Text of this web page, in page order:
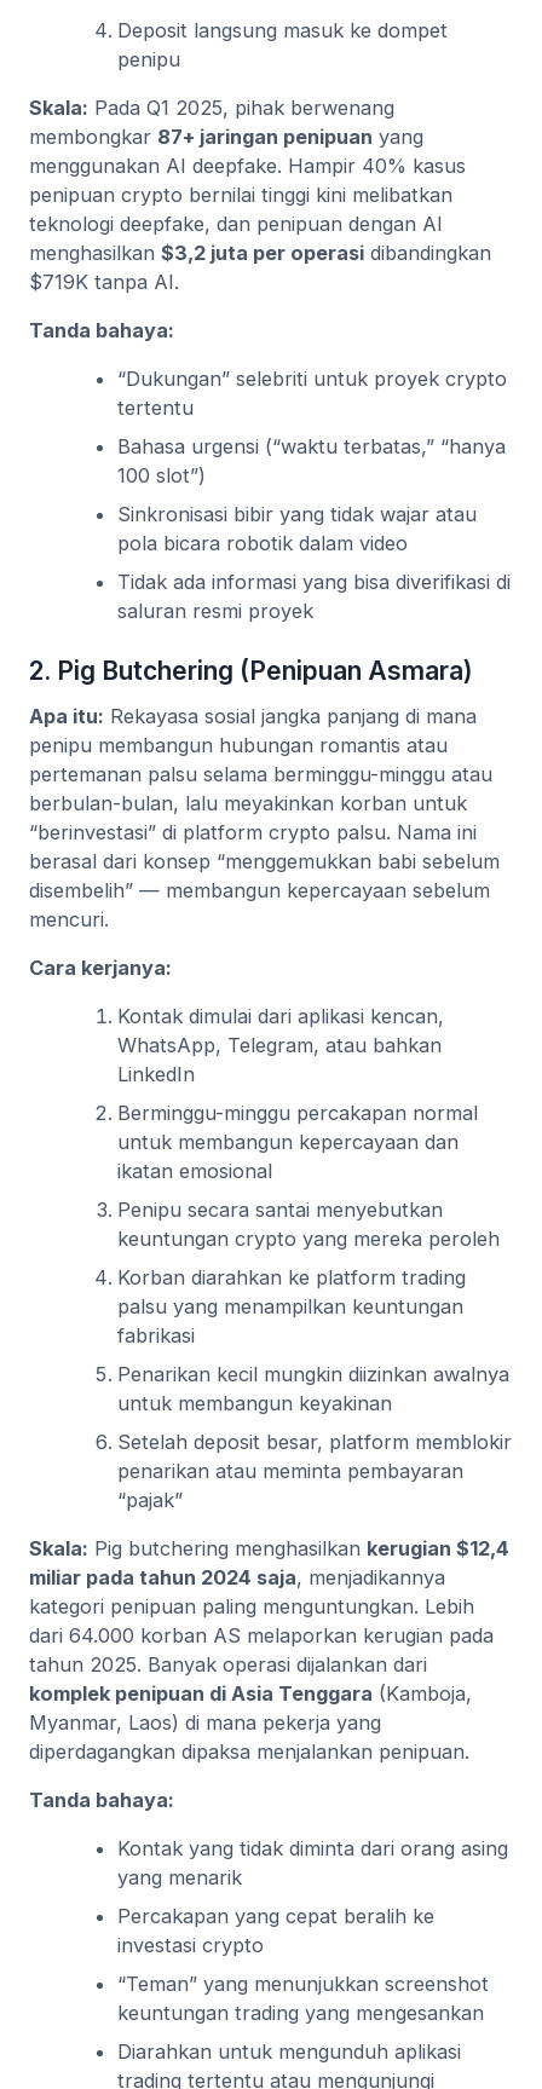
Deposit langsung masuk ke dompet
penipu
Skala: Pada Q1 2025, pihak berwenang
membongkar 87+ jaringan penipuan yang
menggunakan AI deepfake. Hampir 40% kasus
penipuan crypto bernilai tinggi kini melibatkan
teknologi deepfake, dan penipuan dengan AI
menghasilkan $3,2 juta per operasi dibandingkan
$719K tanpa AI.
Tanda bahaya:
“Dukungan” selebriti untuk proyek crypto
tertentu
Bahasa urgensi (“waktu terbatas,” “hanya
100 slot”)
Sinkronisasi bibir yang tidak wajar atau
pola bicara robotik dalam video
Tidak ada informasi yang bisa diverifikasi di
saluran resmi proyek
2. Pig Butchering (Penipuan Asmara)
Apa itu: Rekayasa sosial jangka panjang di mana
penipu membangun hubungan romantis atau
pertemanan palsu selama berminggu-minggu atau
berbulan-bulan, lalu meyakinkan korban untuk
“berinvestasi” di platform crypto palsu. Nama ini
berasal dari konsep “menggemukkan babi sebelum
disembelih” — membangun kepercayaan sebelum
mencuri.
Cara kerjanya:
Kontak dimulai dari aplikasi kencan,
WhatsApp, Telegram, atau bahkan
LinkedIn
Berminggu-minggu percakapan normal
untuk membangun kepercayaan dan
ikatan emosional
Penipu secara santai menyebutkan
keuntungan crypto yang mereka peroleh
Korban diarahkan ke platform trading
palsu yang menampilkan keuntungan
fabrikasi
Penarikan kecil mungkin diizinkan awalnya
untuk membangun keyakinan
Setelah deposit besar, platform memblokir
penarikan atau meminta pembayaran
“pajak”
Skala: Pig butchering menghasilkan kerugian $12,4
miliar pada tahun 2024 saja, menjadikannya
kategori penipuan paling menguntungkan. Lebih
dari 64.000 korban AS melaporkan kerugian pada
tahun 2025. Banyak operasi dijalankan dari
komplek penipuan di Asia Tenggara (Kamboja,
Myanmar, Laos) di mana pekerja yang
diperdagangkan dipaksa menjalankan penipuan.
Tanda bahaya:
Kontak yang tidak diminta dari orang asing
yang menarik
Percakapan yang cepat beralih ke
investasi crypto
“Teman” yang menunjukkan screenshot
keuntungan trading yang mengesankan
Diarahkan untuk mengunduh aplikasi
trading tertentu atau mengunjungi